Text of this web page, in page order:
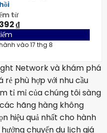
từ
₫
vào 17 thg 8
Network và khám phá
rẻ phù hợp với nhu cầu
tỉ mỉ của chúng tôi sàng
hãng hàng không
hiệu quả nhất cho hành
chuyến du lịch giá